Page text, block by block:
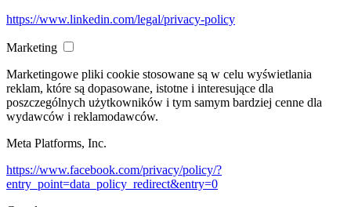
https://www.linkedin.com/legal/privacy-policy
Marketing
Marketingowe pliki cookie stosowane są w celu wyświetlania
reklam, które są dopasowane, istotne i interesujące dla
poszczególnych użytkowników i tym samym bardziej cenne dla
wydawców i reklamodawców.
Meta Platforms, Inc.
https://www.facebook.com/privacy/policy/?
entry_point=data_policy_redirect&entry=0